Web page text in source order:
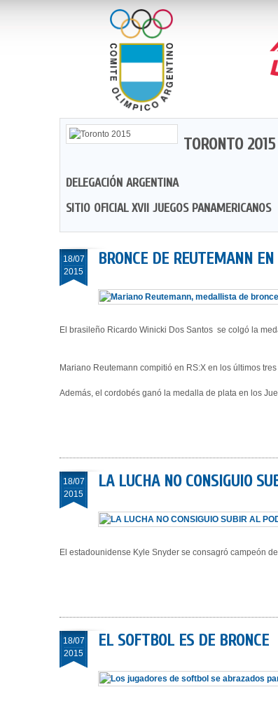
TORONTO 2015
DELEGACIÓN ARGENTINA
SITIO OFICIAL XVII JUEGOS PANAMERICANOS
18/07
2015
BRONCE DE REUTEMANN
El brasileño Ricardo Winicki Dos Santos se colgó la
Mariano Reutemann compitió en RS:X en los últimos
Además, el cordobés ganó la medalla de plata en los
18/07
2015
LA LUCHA NO CONSIGUIO
El estadounidense Kyle Snyder se consagró campeón
18/07
2015
EL SOFTBOL ES DE BRONCE